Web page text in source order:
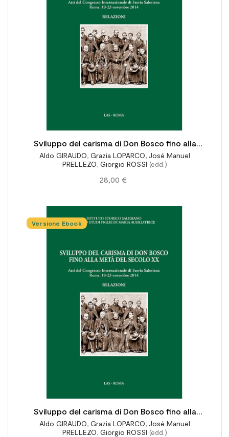
Sviluppo del carisma di Don Bosco fino alla
metà del secolo XX - Relazioni
Aldo GIRAUDO, Grazia LOPARCO, José Manuel
PRELLEZO, Giorgio ROSSI (edd.)
28,00 €
Versione Ebook
Sviluppo del carisma di Don Bosco fino alla
metà del secolo XX - Relazioni
Aldo GIRAUDO, Grazia LOPARCO, José Manuel
PRELLEZO, Giorgio ROSSI (edd.)